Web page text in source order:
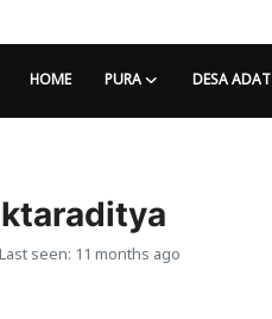
HOME PURA DESA ADAT
Last seen: 11 months ago